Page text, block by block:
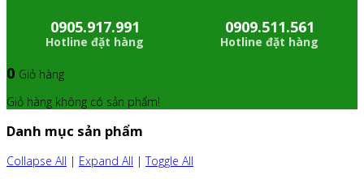
0905.917.991
Hotline đặt hàng
0909.511.561
Hotline đặt hàng
0 Giỏ hàng
Giỏ hàng không có sản phẩm!
Danh mục sản phẩm
Collapse All | Expand All |Toggle All